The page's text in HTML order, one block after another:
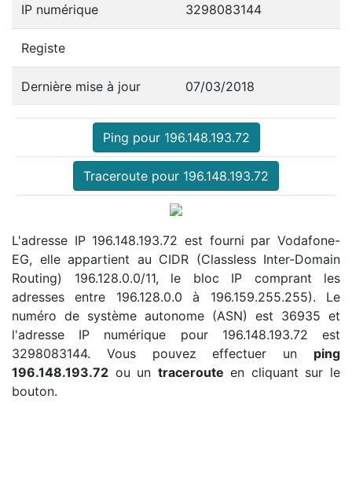
IP numérique 3298083144
Registe
Dernière mise à jour 07/03/2018
Ping pour 196.148.193.72
Traceroute pour 196.148.193.72
L'adresse IP 196.148.193.72 est fourni par Vodafone-
EG, elle appartient au CIDR (Classless Inter-Domain
Routing) 196.128.0.0/11, le bloc IP comprant les
adresses entre 196.128.0.0 à 196.159.255.255). Le
numéro de système autonome (ASN) est 36935 et
l'adresse IP numérique pour 196.148.193.72 est
3298083144. Vous pouvez effectuer un ping
196.148.193.72 ou un traceroute en cliquant sur le
bouton.